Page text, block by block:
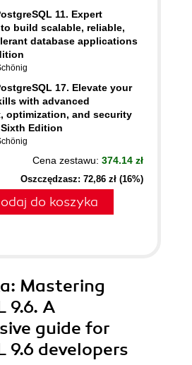
11. Expert
build scalable, reliable,
database applications
17. Elevate your
with advanced
optimization, and security
Edition
Cena zestawu: 374.14 zł
Oszczędzasz: 72,86 zł (16%)
do koszyka
: Mastering
9.6. A
guide for
9.6 developers